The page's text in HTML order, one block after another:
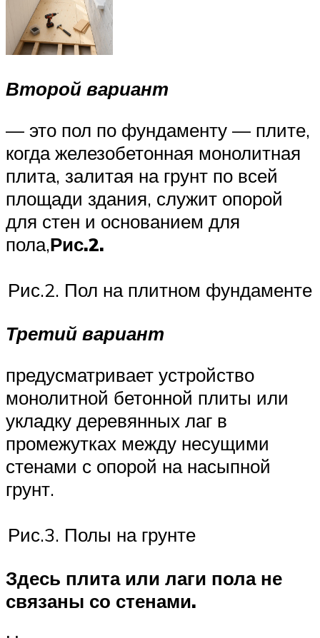
Второй вариант
— это пол по фундаменту — плите,
когда железобетонная монолитная
плита, залитая на грунт по всей
площади здания, служит опорой
для стен и основанием для
пола,Рис.2.
Рис.2. Пол на плитном фундаменте
Третий вариант
предусматривает устройство
монолитной бетонной плиты или
укладку деревянных лаг в
промежутках между несущими
стенами с опорой на насыпной
грунт.
Рис.3. Полы на грунте
Здесь плита или лаги пола не
связаны со стенами.